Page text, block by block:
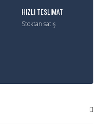
HIZLI TESLIMAT
Stoktan satış